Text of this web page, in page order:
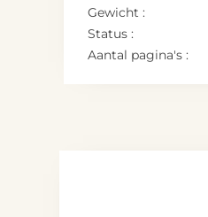
Gewicht :
Status :
Aantal pagina's :